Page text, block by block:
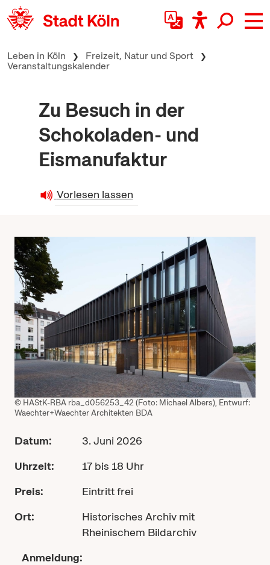
zum Inhalt springen
Leben in Köln
Freizeit, Natur und Sport
Veranstaltungskalender
Zu Besuch in der
Schokoladen- und
Eismanufaktur
Vorlesen lassen
© HAStK-RBA rba_d056253_42 (Foto: Michael Albers), Entwurf:
Waechter+Waechter Architekten BDA
Datum:
3. Juni 2026
Uhrzeit:
17 bis 18 Uhr
Preis:
Eintritt frei
Ort:
Historisches Archiv mit
Rheinischem Bildarchiv
Anmeldung: